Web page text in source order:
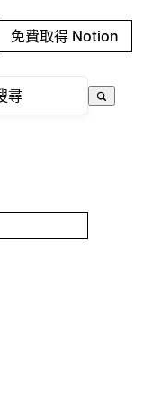
免費取得 Notion